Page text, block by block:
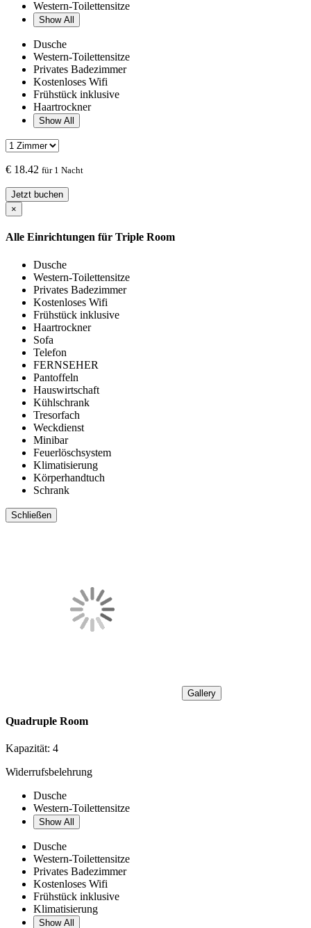
Western-Toilettensitze
Show All
Dusche
Western-Toilettensitze
Privates Badezimmer
Kostenloses Wifi
Frühstück inklusive
Haartrockner
Show All
€ 18.42 für 1 Nacht
Jetzt buchen
×
Alle Einrichtungen für Triple Room
Dusche
Western-Toilettensitze
Privates Badezimmer
Kostenloses Wifi
Frühstück inklusive
Haartrockner
Sofa
Telefon
FERNSEHER
Pantoffeln
Hauswirtschaft
Kühlschrank
Tresorfach
Weckdienst
Minibar
Feuerlöschsystem
Klimatisierung
Körperhandtuch
Schrank
Schließen
Gallery
Quadruple Room
Kapazität: 4
Widerrufsbelehrung
Dusche
Western-Toilettensitze
Show All
Dusche
Western-Toilettensitze
Privates Badezimmer
Kostenloses Wifi
Frühstück inklusive
Klimatisierung
Show All